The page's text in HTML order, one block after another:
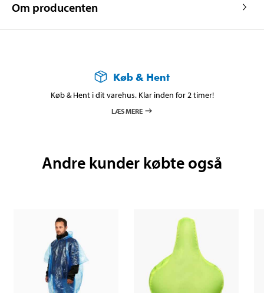
Om producenten
Køb & Hent
Køb & Hent i dit varehus. Klar inden for 2 timer!
LÆS MERE
Andre kunder købte også